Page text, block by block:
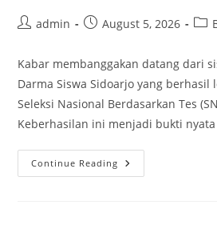
Postadmin
PostAugust 5, 2026
Post
Kabar membanggakan datang dari
Darma Siswa Sidoarjo yang
Seleksi Nasional Berdasarkan Tes
Keberhasilan ini menjadi bukti
Continue Reading Dari
Ruang